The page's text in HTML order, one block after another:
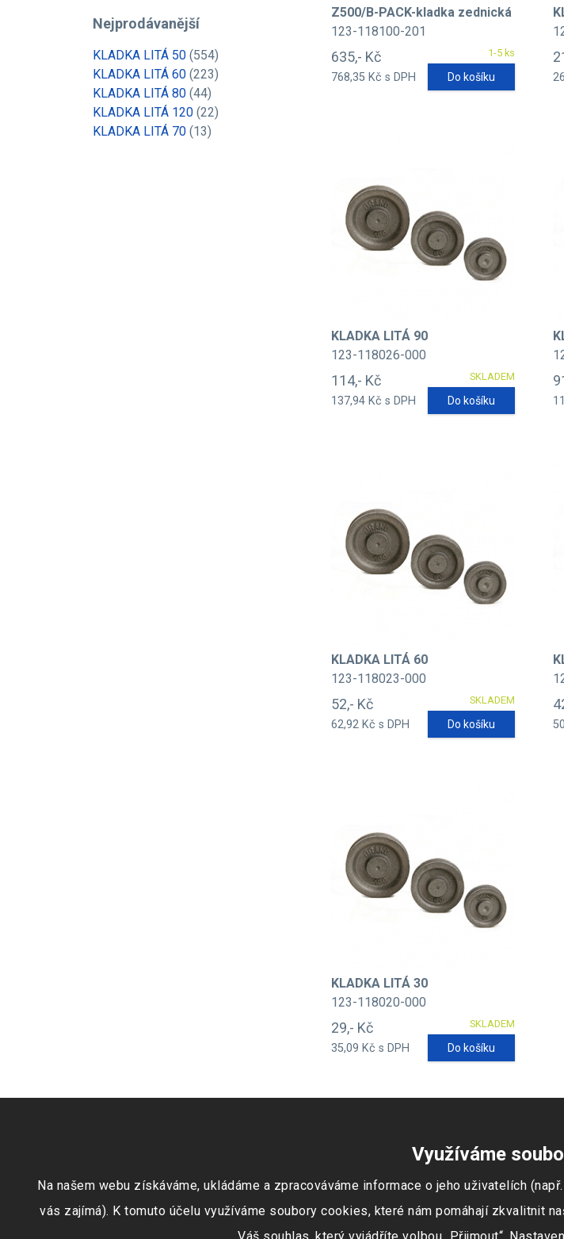
Nejprodávanější
KLADKA LITÁ 50 (554)
KLADKA LITÁ 60 (223)
KLADKA LITÁ 80 (44)
KLADKA LITÁ 120 (22)
KLADKA LITÁ 70 (13)
Z500/B-PACK-kladka zednická
123-118100-201
1-5 ks
635,- Kč
768,35 Kč s DPH Do košíku
KLADKA LITÁ 90
123-118026-000
SKLADEM
114,- Kč
137,94 Kč s DPH Do košíku
KLADKA LITÁ 60
123-118023-000
SKLADEM
52,- Kč
62,92 Kč s DPH Do košíku
KLADKA LITÁ 30
123-118020-000
SKLADEM
29,- Kč
35,09 Kč s DPH Do košíku
Využíváme
Na našem webu získáváme, ukládáme a zpracováváme informace o jeho uživatelích
vás zajímá). K tomuto účelu využíváme soubory cookies, které nám pomáhají zkvalitnit